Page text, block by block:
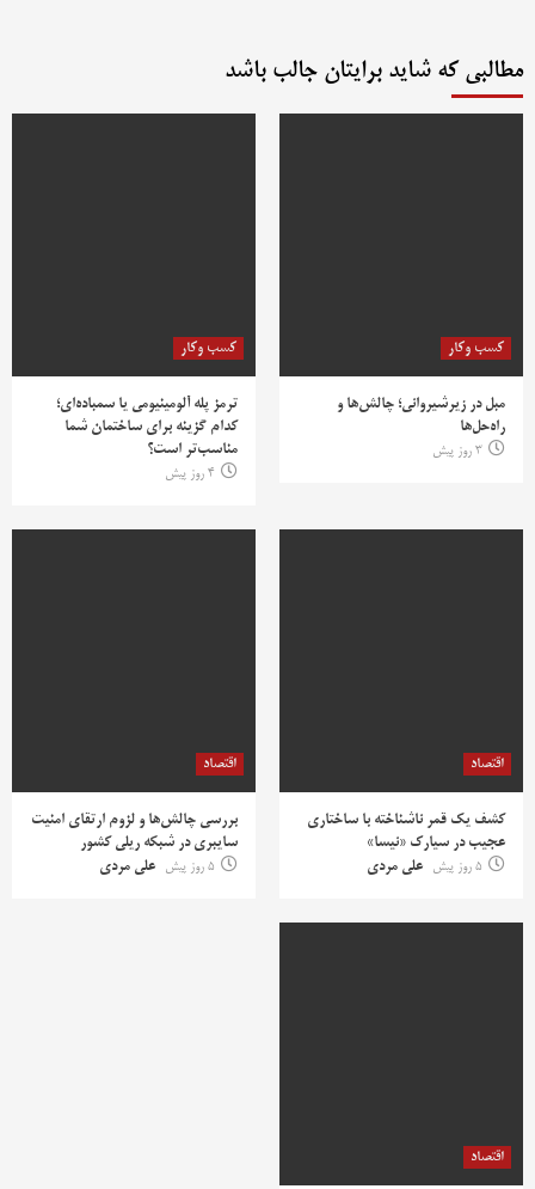
مطالبی که شاید برایتان جالب باشد
کسب وکار
مبل در زیرشیروانی؛ چالش‌ها و
راه‌حل‌ها
3 روز پیش
کسب وکار
ترمز پله آلومینیومی یا سمباده‌ای؛
کدام گزینه برای ساختمان شما
مناسب‌تر است؟
4 روز پیش
اقتصاد
کشف یک قمر ناشناخته با ساختاری
عجیب در سیارک «نیسا»
5 روز پیش
علی مردی
اقتصاد
بررسی چالش‌ها و لزوم ارتقای امنیت
سایبری در شبکه ریلی کشور
5 روز پیش
علی مردی
اقتصاد